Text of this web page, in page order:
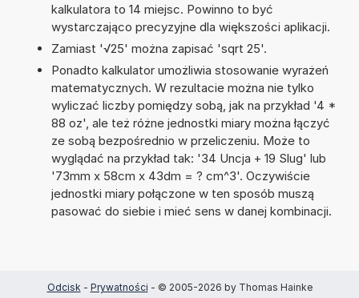
kalkulatora to 14 miejsc. Powinno to być
wystarczająco precyzyjne dla większości aplikacji.
Zamiast '√25' można zapisać 'sqrt 25'.
Ponadto kalkulator umożliwia stosowanie wyrażeń
matematycznych. W rezultacie można nie tylko
wyliczać liczby pomiędzy sobą, jak na przykład '4 *
88 oz', ale też różne jednostki miary można łączyć
ze sobą bezpośrednio w przeliczeniu. Może to
wyglądać na przykład tak: '34 Uncja + 19 Slug' lub
'73mm x 58cm x 43dm = ? cm^3'. Oczywiście
jednostki miary połączone w ten sposób muszą
pasować do siebie i mieć sens w danej kombinacji.
Odcisk - Prywatności - © 2005-2026 by Thomas Hainke